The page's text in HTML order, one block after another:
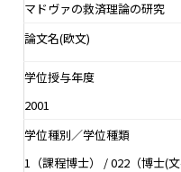
マドヴァの救済理論の研究
論文名(欧文)
学位授与年度
2001
学位種別／学位種類
1（課程博士） / 022（博士(文